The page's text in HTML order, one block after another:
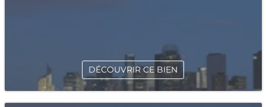
DÉCOUVRIR CE BIEN